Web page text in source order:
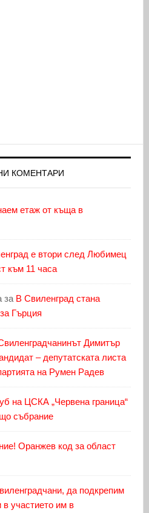
КОМЕНТАРИ
етаж от къща в
е втори след Любимец
към 11 часа
за В Свиленград стана
Гърция
Димитър
– депутатската листа
на Румен Радев
на ЦСКА „Червена граница“
събрание
Оранжев код за област
да подкрепим
участието им в